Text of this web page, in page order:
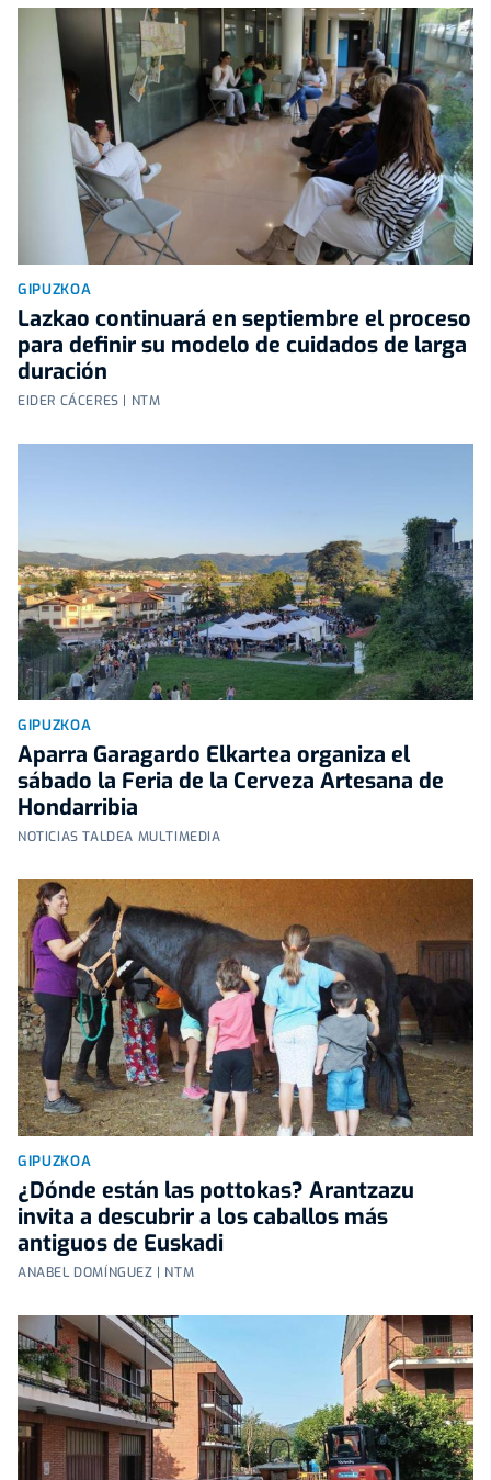
GIPUZKOA
Lazkao continuará en septiembre el proceso
para definir su modelo de cuidados de larga
duración
EIDER CÁCERES | NTM
GIPUZKOA
Aparra Garagardo Elkartea organiza el
sábado la Feria de la Cerveza Artesana de
Hondarribia
NOTICIAS TALDEA MULTIMEDIA
GIPUZKOA
¿Dónde están las pottokas? Arantzazu
invita a descubrir a los caballos más
antiguos de Euskadi
ANABEL DOMÍNGUEZ | NTM